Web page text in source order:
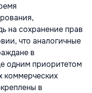
на сохранение прав
что аналогичные
в
одним приоритетом
коммерческих
в